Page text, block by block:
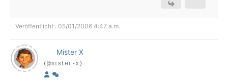
Veröffentlicht : 05/01/2006 4:47 a.m.
Mister X
(@mister-x)